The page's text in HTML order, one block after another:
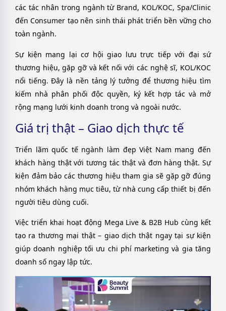
các tác nhân trong ngành từ Brand, KOL/KOC, Spa/Clinic
đến Consumer tạo nên sinh thái phát triển bền vững cho
toàn ngành.
Sự kiện mang lại cơ hội giao lưu trực tiếp với đại sứ
thương hiệu, gặp gỡ và kết nối với các nghệ sĩ, KOL/KOC
nổi tiếng. Đây là nền tảng lý tưởng để thương hiệu tìm
kiếm nhà phân phối độc quyền, ký kết hợp tác và mở
rộng mạng lưới kinh doanh trong và ngoài nước.
Giá trị thật – Giao dịch thực tế
Triển lãm quốc tế ngành làm đẹp Việt Nam mang đến
khách hàng thật với tương tác thật và đơn hàng thật. Sự
kiện đảm bảo các thương hiệu tham gia sẽ gặp gỡ đúng
nhóm khách hàng mục tiêu, từ nhà cung cấp thiết bị đến
người tiêu dùng cuối.
Việc triển khai hoạt động Mega Live & B2B Hub cùng kết
tạo ra thương mại thật – giao dịch thật ngay tại sự kiện
giúp doanh nghiệp tối ưu chi phí marketing và gia tăng
doanh số ngay lập tức.